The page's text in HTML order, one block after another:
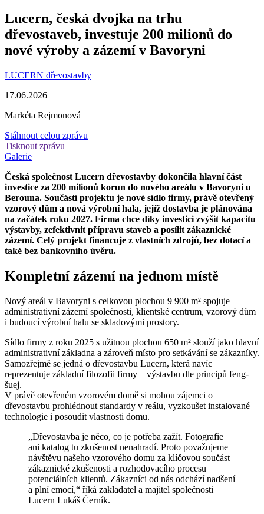
Lucern, česká dvojka na trhu
dřevostaveb, investuje 200 milionů do
nové výroby a zázemí v Bavoryni
LUCERN dřevostavby
17.06.2026
Markéta Rejmonová
Stáhnout celou zprávu
Tisknout zprávu
Galerie
Česká společnost Lucern dřevostavby dokončila hlavní část
investice za 200 milionů korun do nového areálu v Bavoryni u
Berouna. Součástí projektu je nové sídlo firmy, právě otevřený
vzorový dům a nová výrobní hala, jejíž dostavba je plánována
na začátek roku 2027. Firma chce díky investici zvýšit kapacitu
výstavby, zefektivnit přípravu staveb a posílit zákaznické
zázemí. Celý projekt financuje z vlastních zdrojů, bez dotací a
také bez bankovního úvěru.
Kompletní zázemí na jednom místě
Nový areál v Bavoryni s celkovou plochou 9 900 m² spojuje
administrativní zázemí společnosti, klientské centrum, vzorový dům
i budoucí výrobní halu se skladovými prostory.
Sídlo firmy z roku 2025 s užitnou plochou 650 m² slouží jako hlavní
administrativní základna a zároveň místo pro setkávání se zákazníky.
Samozřejmě se jedná o dřevostavbu Lucern, která navíc
reprezentuje základní filozofii firmy – výstavbu dle principů feng-
šuej.
V právě otevřeném vzorovém domě si mohou zájemci o
dřevostavbu prohlédnout standardy v reálu, vyzkoušet instalované
technologie i posoudit vlastnosti domu.
„Dřevostavba je něco, co je potřeba zažít. Fotografie
ani katalog tu zkušenost nenahradí. Proto považujeme
návštěvu našeho vzorového domu za klíčovou součást
zákaznické zkušenosti a rozhodovacího procesu
potenciálních klientů. Zákazníci od nás odchází nadšení
a plní emocí,“ říká zakladatel a majitel společnosti
Lucern Lukáš Černík.